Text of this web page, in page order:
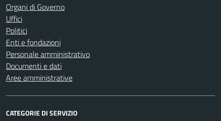
Organi di Governo
Uffici
Politici
Enti e fondazioni
Personale amministrativo
Documenti e dati
Aree amministrative
CATEGORIE DI SERVIZIO